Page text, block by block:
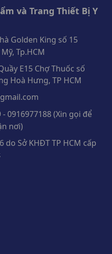
và Trang Thiết Bị Y
Golden King số 15
Tp.HCM
E15 Chợ Thuốc số
Hoà Hưng, TP HCM
- 0916977188 (Xin gọi để
nơi)
do Sở KHĐT TP HCM cấp